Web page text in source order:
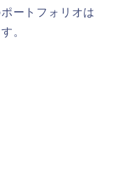
ートフォリオは
。